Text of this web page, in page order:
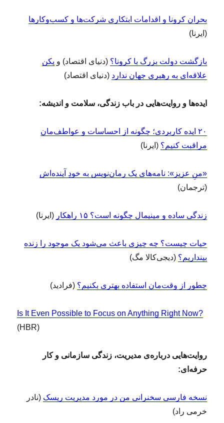
بحران کرونا و اقدامات ابتکاری شرکت‌ها و کسب‌‌و‌کارها
(ایرنا)
بازگشت دولت بزرگ با کرونا؟ (دنیای اقتصاد) و پکن
علاقه‌ای به رهبری جهان ندارد (دنیای اقتصاد)
ایده‌ها و روایت‌هایی در باب زندگی، سلامت و اندیشه:
۲۰ ایده کاربردی؛ چگونه از احساسات و عواطف‌مان
مراقبت کنیم؟ (ایرنا)
«منِ عزیز»: نامه‌های یک رمان‌نویس به خودِ آینده‌اش
(ترجمان)
زندگی ساده و مینیمال چگونه است؟ ۱۵ راهکار (ایرنا)
حیات چیست؟ چه چیزی باعث می‌شود یک موجود را زنده
بپنداریم؟ (دیجی‌کالا مگ)
چطور از وقت‌مان استفاده بهتری بکنیم؟ (فرادید)
Is It Even Possible to Focus on Anything Right Now?
(HBR)
روایت‌هایی درباره‌ی مدیریت، زندگی سازمانی و کار
حرفه‌ای:
نسخه فارسی سخنرانی من در مورد مدیریت ریسک (نادر
خرمی راد)